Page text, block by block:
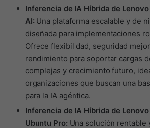
Inferencia de IA Híbrida de
AI: Una plataforma escalable y de
diseñada para implementaciones
Ofrece flexibilidad, seguridad
rendimiento para soportar cargas
complejas y crecimiento futuro,
organizaciones que buscan una
para la IA agéntica.
Inferencia de IA Híbrida de
Ubuntu Pro: Una solución rentable